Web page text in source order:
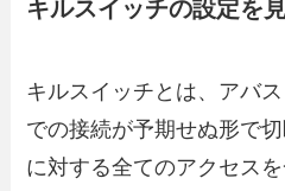
キルスイッチの設定を
キルスイッチとは、アバ
での接続が予期せぬ形で
に対する全てのアクセス